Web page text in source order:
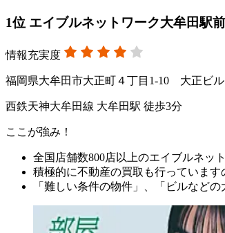
1位 エイブルネットワーク大牟田駅
情報充実度
福岡県大牟田市大正町４丁目1-10 大正ビル
西鉄天神大牟田線 大牟田駅 徒歩3分
ここが強み！
全国店舗数800店以上のエイブルネッ
積極的に不動産の買取も行っています
「難しい条件の物件」、「ビルなど